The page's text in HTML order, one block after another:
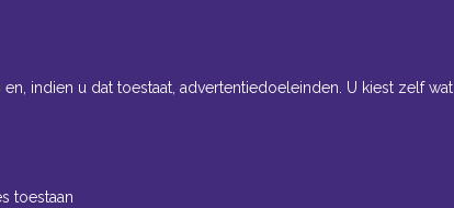
indien u dat toestaat, advertentiedoeleinden. U kiest zelf wat
toestaan